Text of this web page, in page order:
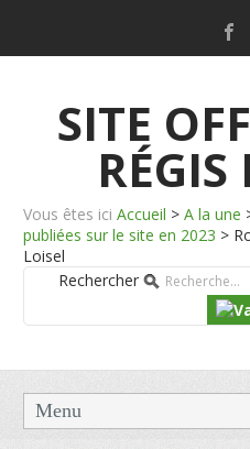
SITE
RÉGIS
Vous êtes ici Accueil > A la une
publiées sur le site en 2023 >
Loisel
Rechercher
Menu